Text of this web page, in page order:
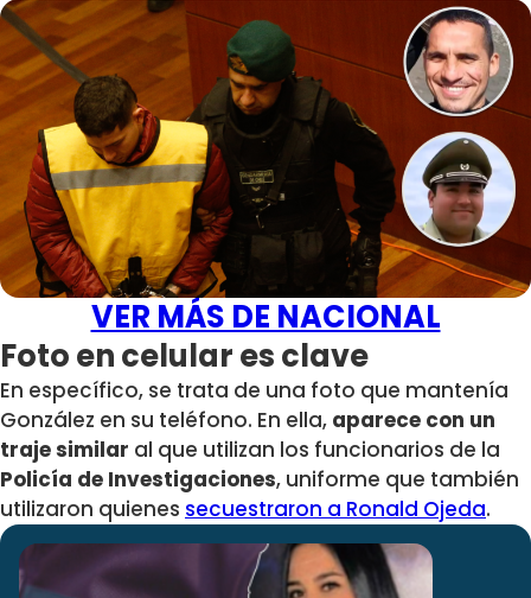
VER MÁS DE NACIONAL
Foto en celular es clave
En específico, se trata de una foto que mantenía
González en su teléfono. En ella, aparece con un
traje similar al que utilizan los funcionarios de la
Policía de Investigaciones, uniforme que también
utilizaron quienes secuestraron a Ronald Ojeda.